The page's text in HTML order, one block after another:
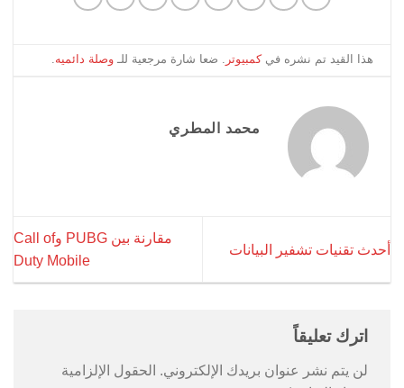
هذا القيد تم نشره فيكمبيوتر . ضعا شارة مرجعية للـوصلة دائميه.
محمد المطري
أحدث تقنيات تشفير البيانات
مقارنة بين PUBG وCall of
Duty Mobile
اترك تعليقاً
لن يتم نشر عنوان بريدك الإلكتروني. الحقول الإلزامية